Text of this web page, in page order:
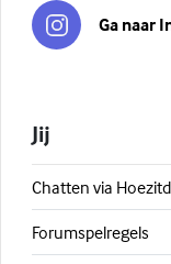
Ga naar
Jij
Chatten via
Forumspelregels